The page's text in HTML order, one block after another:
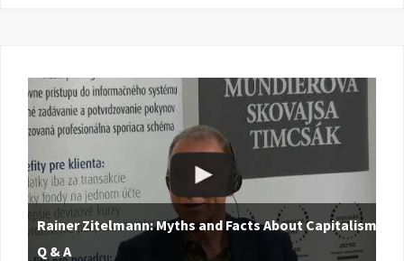
Rainer Zitelmann: Myths and Facts About Capitalism |
Q & A